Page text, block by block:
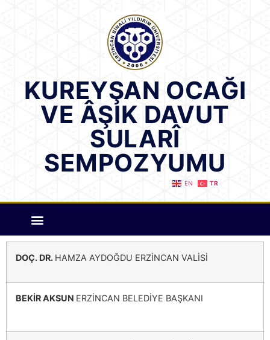
KUREYŞAN OCAĞI
VE ÂŞIK DAVUT
SULARÎ
SEMPOZYUMU
EN TR
DOÇ. DR. HAMZA AYDOĞDU ERZİNCAN VALİSİ
BEKİR AKSUN ERZİNCAN BELEDİYE BAŞKANI